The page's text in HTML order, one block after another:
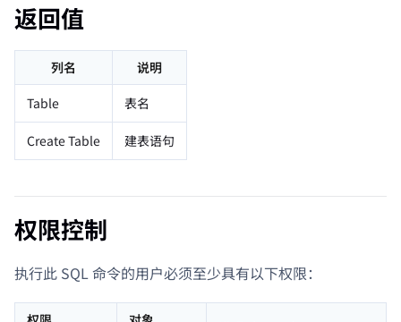
返回值
列名
说明
Table
表名
Create Table 建表语句
权限控制
执行此 SQL 命令的用户必须至少具有以下权限：